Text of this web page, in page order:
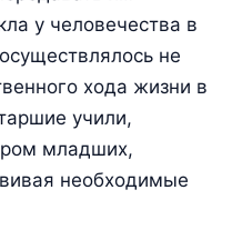
у человечества в
не
хода жизни в
учили,
младших,
необходимые